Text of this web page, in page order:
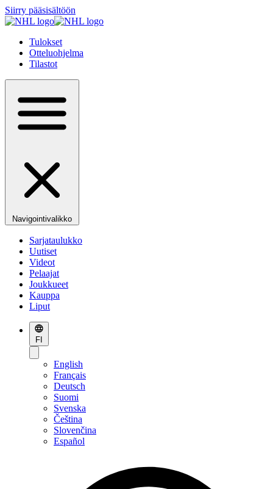
Siirry pääsisältöön
Tulokset
Otteluohjelma
Tilastot
Navigointivalikko
Sarjataulukko
Uutiset
Videot
Pelaajat
Joukkueet
Kauppa
Liput
FI
English
Français
Deutsch
Suomi
Svenska
Čeština
Slovenčina
Español